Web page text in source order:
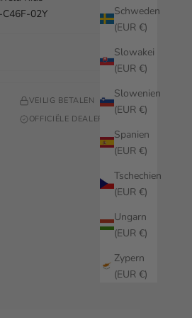
Schweden
(EUR €)
Slowakei
(EUR €)
Slowenien
(EUR €)
Spanien
(EUR €)
Tschechien
(EUR €)
Ungarn
(EUR €)
Zypern
(EUR €)
02Y
VEILIG BETALEN
OFFICIËLE DEALER